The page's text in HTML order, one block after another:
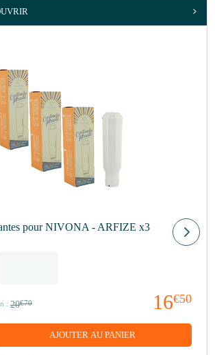
pour NIVONA - ARFIZE x3
16€50
: 20€70
AJOUTER AU PANIER